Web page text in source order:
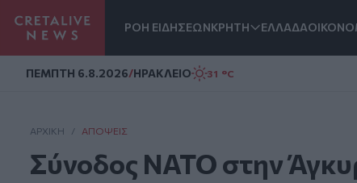
ΡΟΗ ΕΙΔΗΣΕΩΝΚΡΗΤΗ ΕΛΛΑΔΑ
ΠΕΜΠΤΗ 6.8.2026/ΗΡΑΚΛΕΙΟ 31 °C
ΑΡΧΙΚΗ / ΑΠΌΨΕΙΣ
Σύνοδος ΝΑΤΟ στην